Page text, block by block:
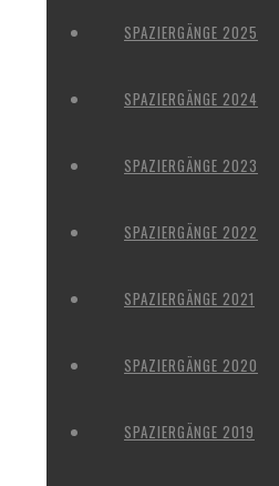
SPAZIERGÄNGE 2025
SPAZIERGÄNGE 2024
SPAZIERGÄNGE 2023
SPAZIERGÄNGE 2022
SPAZIERGÄNGE 2021
SPAZIERGÄNGE 2020
SPAZIERGÄNGE 2019